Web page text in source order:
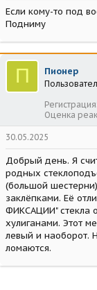
Если кому-то под
Подниму
П Пионер
Регистрация
Оценка
30.05.2025
Добрый день. Я
родных
(большой
заклёпками. Её
ФИКСАЦИИ" стекла
хулиганами. Этот
левый и наоборот.
ломаются.